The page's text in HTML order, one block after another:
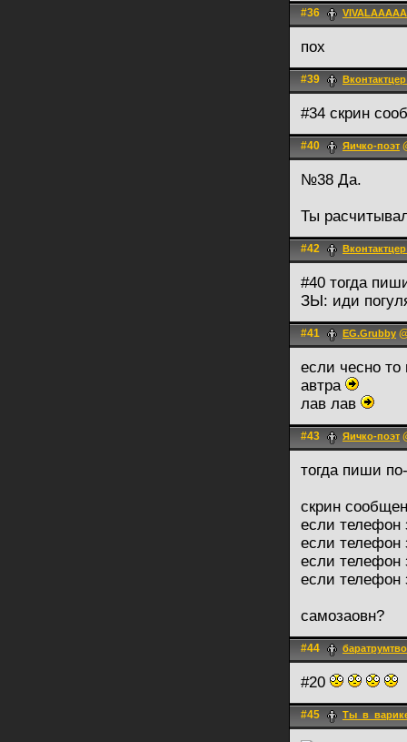
#36 VIVALAAAAA
пох
#39
#34 скрин
#40 Яичко-поэт
№38 Да.
Ты
#42
#40 тогда
ЗЫ: иди
#41 EG.Grubby
если чесно
автра
лав лав
#43 Яичко-поэт
тогда пиши
скрин
если телефон
если телефон
если телефон
если телефон
самозаовн?
#44
#20
#45